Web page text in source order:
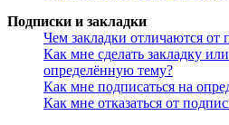
Подписки и закладки
Чем закладки отличаются от
Как мне сделать закладку
определённую тему?
Как мне подписаться на
Как мне отказаться от